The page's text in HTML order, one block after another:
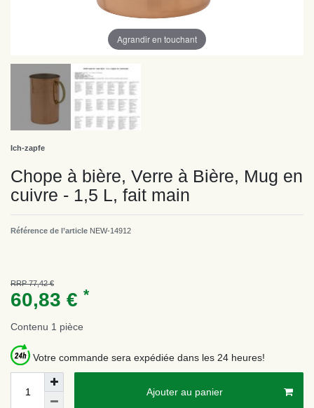
Agrandir en touchant
Ich-zapfe
Chope à bière, Verre à Bière, Mug en
cuivre - 1,5 L, fait main
Référence de l’article NEW-14912
RRP 77,42 €
60,83 € *
Contenu 1 pièce
Votre commande sera expédiée dans les 24 heures!
Ajouter au panier